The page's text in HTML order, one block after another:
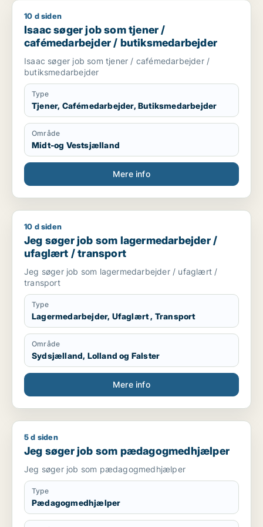
Isaac søger job som tjener / cafémedarbejder /
10 d siden
Isaac søger job som tjener /
cafémedarbejder / butiksmedarbejder
Isaac søger job som tjener / cafémedarbejder /
butiksmedarbejder
Type
Tjener, Cafémedarbejder, Butiksmedarbejder
Område
Midt-og Vestsjælland
Mere info
Jeg søger job som lagermedarbejder / ufaglært / transport
10 d siden
Jeg søger job som lagermedarbejder /
ufaglært / transport
Jeg søger job som lagermedarbejder / ufaglært /
transport
Type
Lagermedarbejder, Ufaglært , Transport
Område
Sydsjælland, Lolland og Falster
Mere info
Jeg søger job som pædagogmedhjælper
5 d siden
Jeg søger job som pædagogmedhjælper
Jeg søger job som pædagogmedhjælper
Type
Pædagogmedhjælper